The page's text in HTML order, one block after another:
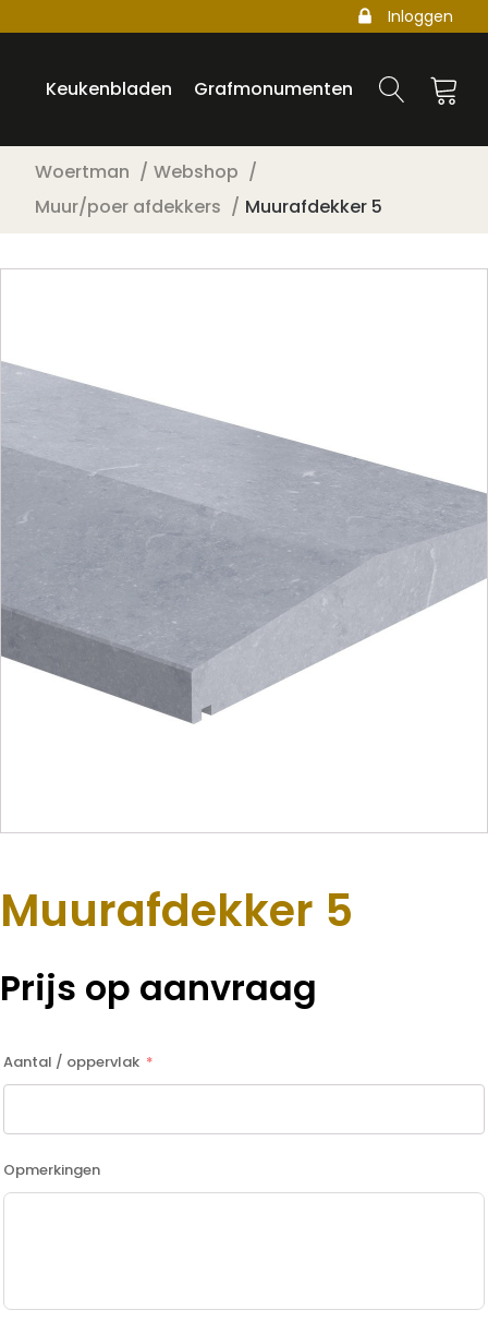
Inloggen
Keukenbladen Grafmonumenten
Woertman
Webshop
Muur/poer afdekkers
Muurafdekker 5
Muurafdekker 5
Prijs op aanvraag
Aantal / oppervlak
Opmerkingen